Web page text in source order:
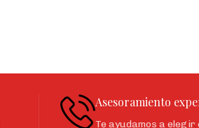
Asesoramiento
Te ayudamos a elegir